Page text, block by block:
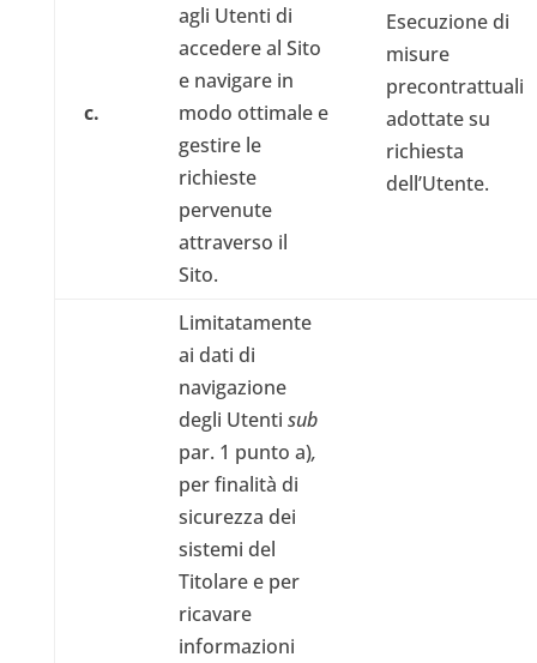
c.
agli Utenti di
accedere al Sito
e navigare in
modo ottimale e
gestire le
richieste
pervenute
attraverso il
Sito.
Esecuzione di
misure
precontrattuali
adottate su
richiesta
dell’Utente.
Limitatamente
ai dati di
navigazione
degli Utenti sub
par. 1 punto a),
per finalità di
sicurezza dei
sistemi del
Titolare e per
ricavare
informazioni